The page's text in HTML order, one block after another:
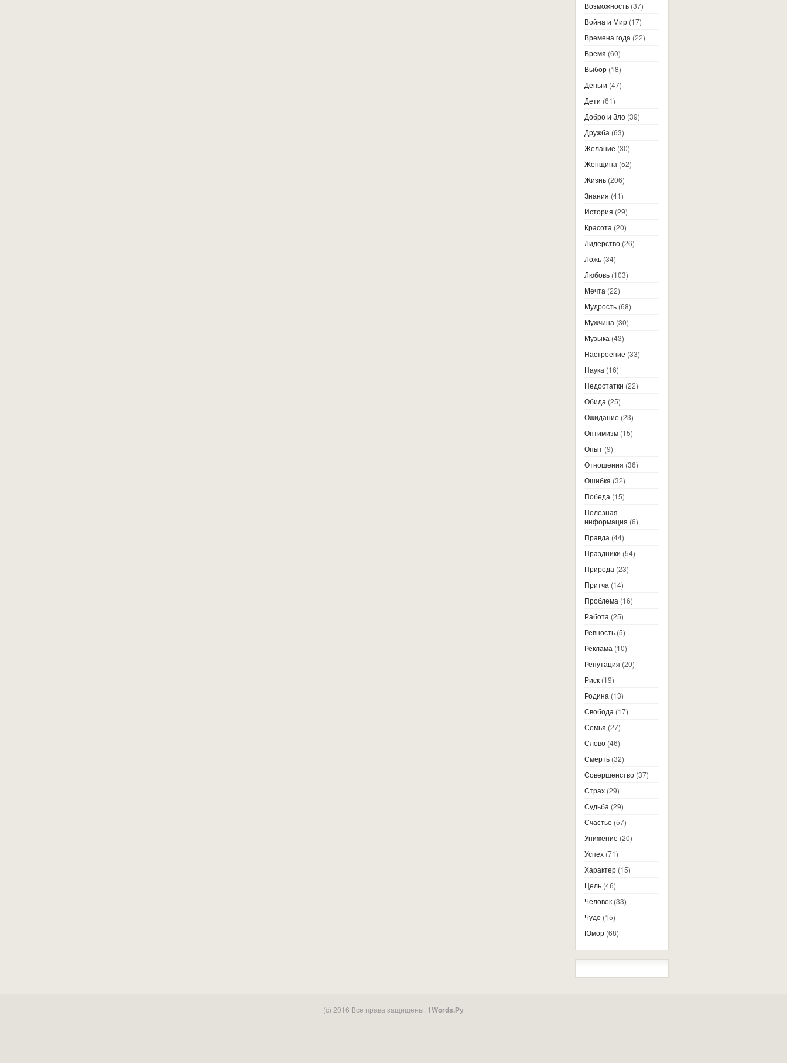
Возможность (37)
Война и Мир (17)
Времена года (22)
Время (60)
Выбор (18)
Деньги (47)
Дети (61)
Добро и Зло (39)
Дружба (63)
Желание (30)
Женщина (52)
Жизнь (206)
Знания (41)
История (29)
Красота (20)
Лидерство (26)
Ложь (34)
Любовь (103)
Мечта (22)
Мудрость (68)
Мужчина (30)
Музыка (43)
Настроение (33)
Наука (16)
Недостатки (22)
Обида (25)
Ожидание (23)
Оптимизм (15)
Опыт (9)
Отношения (36)
Ошибка (32)
Победа (15)
Полезная
информация (6)
Правда (44)
Праздники (54)
Природа (23)
Притча (14)
Проблема (16)
Работа (25)
Ревность (5)
Реклама (10)
Репутация (20)
Риск (19)
Родина (13)
Свобода (17)
Семья (27)
Слово (46)
Смерть (32)
Совершенство (37)
Страх (29)
Судьба (29)
Счастье (57)
Унижение (20)
Успех (71)
Характер (15)
Цель (46)
Человек (33)
Чудо (15)
Юмор (68)
(c) 2016 Все права защищены. 1Words.Ру